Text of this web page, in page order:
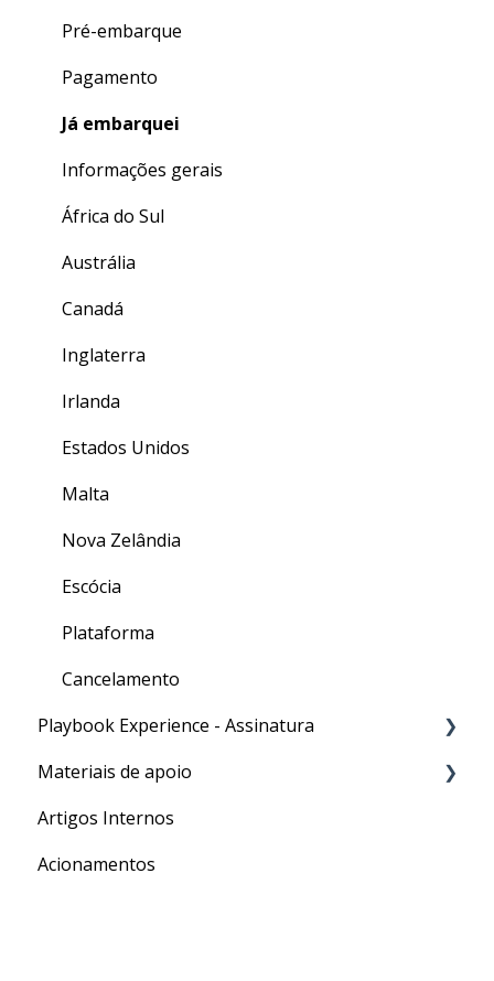
Pré-embarque
Pagamento
Já embarquei
Informações gerais
África do Sul
Austrália
Canadá
Inglaterra
Irlanda
Estados Unidos
Malta
Nova Zelândia
Escócia
Plataforma
Cancelamento
Playbook Experience - Assinatura
Processos
Materiais de apoio
Para o seu Intercâmbio
Artigos Internos
Acionamentos